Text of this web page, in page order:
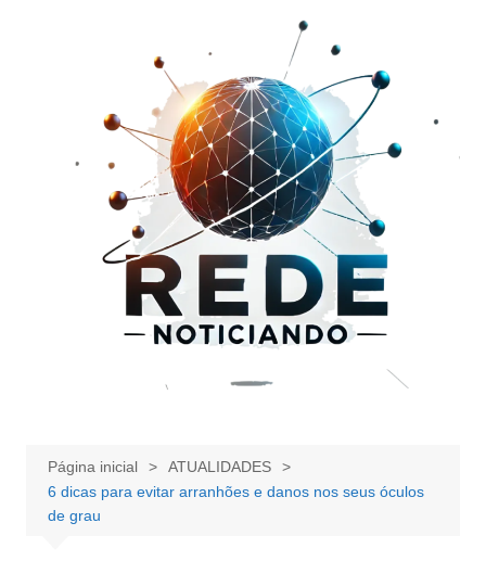
Página inicial
ATUALIDADES
6 dicas para evitar arranhões e danos nos seus óculos
de grau